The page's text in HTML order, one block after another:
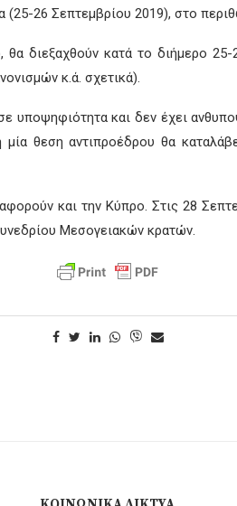
26 Σεπτεμβρίου 2019), στο
διεξαχθούν κατά το διήμερο
κ.ά. σχετικά).
υποψηφιότητα και δεν έχει
θεση αντιπροέδρου θα
και την Κύπρο. Στις 28
Μεσογειακών κρατών.